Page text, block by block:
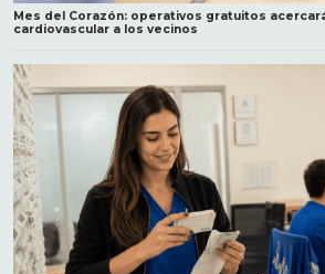
Mes del Corazón: operativos gratuitos
cardiovascular a los vecinos